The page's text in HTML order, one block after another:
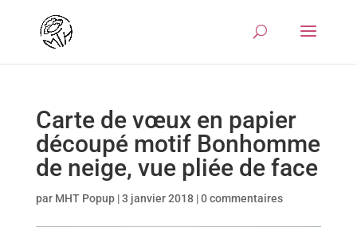
Carte de vœux en papier
découpé motif Bonhomme
de neige, vue pliée de face
par MHT Popup|3 janvier 2018|0 commentaires